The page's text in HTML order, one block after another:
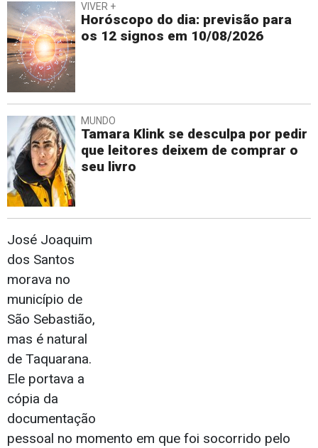
VIVER +
Horóscopo do dia: previsão para
os 12 signos em 10/08/2026
MUNDO
Tamara Klink se desculpa por pedir
que leitores deixem de comprar o
seu livro
José Joaquim
dos Santos
morava no
município de
São Sebastião,
mas é natural
de Taquarana.
Ele portava a
cópia da
documentação
pessoal no momento em que foi socorrido pelo